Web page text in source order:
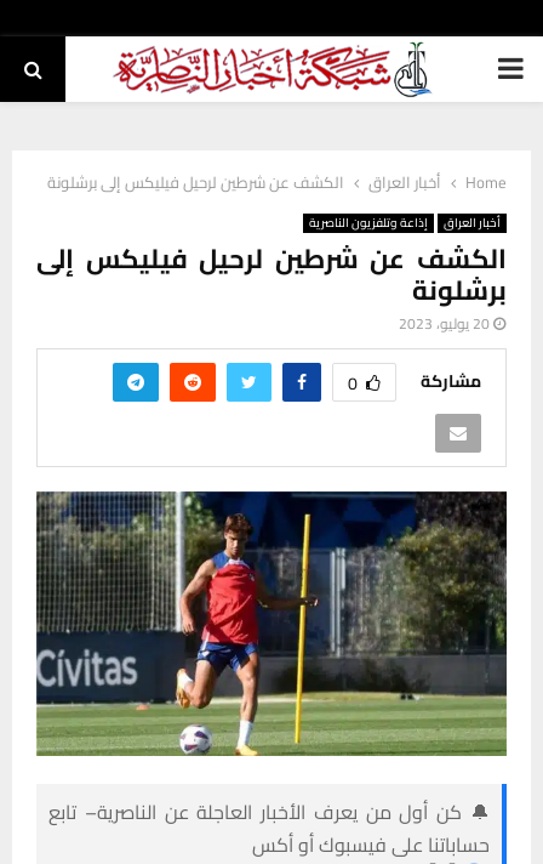
PRIMARY
Home أخبار العراق الكشف عن شرطين لرحيل فيليكس إلى برشلونة
أخبار العراق إذاعة وتلفزيون الناصرية
الكشف عن شرطين لرحيل فيليكس إلى
برشلونة
20 يوليو، 2023
مشاركة 0
🔔 كن أول من يعرف الأخبار العاجلة عن الناصرية– تابع
حساباتنا على فيسبوك أو أكس